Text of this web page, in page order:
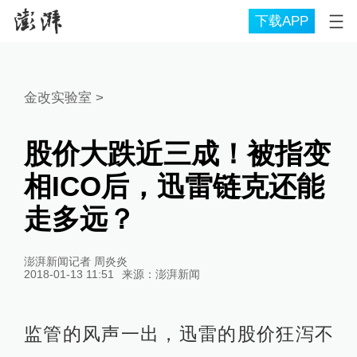
下载APP
金改实验室 >
股价大跌近三成！被指变
相ICO后，迅雷链克还能
走多远？
澎湃新闻记者 周炎炎
2018-01-13 11:51
来源： 澎湃新闻
监管的风声一出，迅雷的股价狂泻不